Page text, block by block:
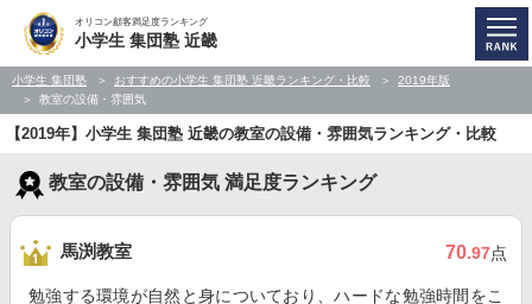
オリコン顧客満足度ランキング
小学生 集団塾 近畿
小学生 集団塾 おすすめの小学生 集団塾 近畿ランキング・比較
2019年版
教室の設備・雰囲気
【2019年】小学生 集団塾 近畿の教室の設備・雰囲気ランキング・比較
教室の設備・雰囲気 満足度ランキング
馬渕教室 70.97点
勉強する環境が自然と身についており、ハードな勉強時間をこ